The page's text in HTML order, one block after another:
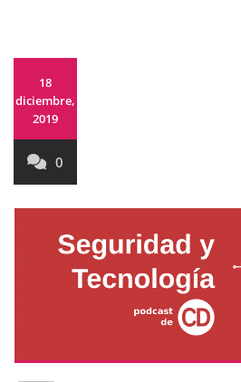
18
diciembre,
2019
0